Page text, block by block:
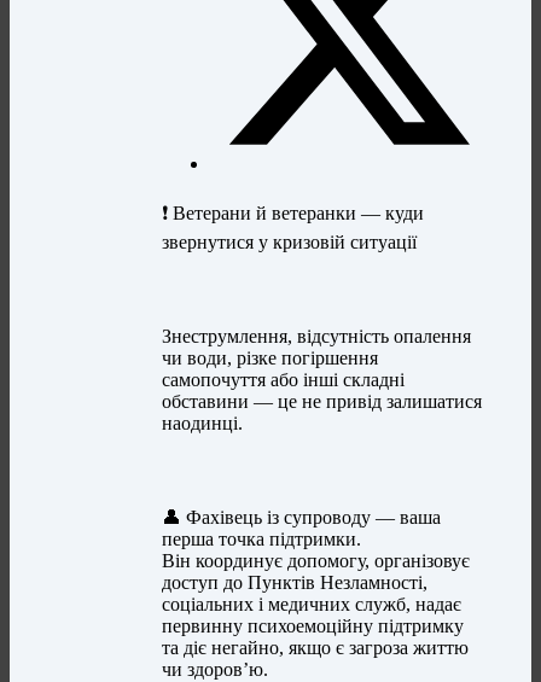
❗ Ветерани й ветеранки — куди
звернутися у кризовій ситуації
Знеструмлення, відсутність опалення
чи води, різке погіршення
самопочуття або інші складні
обставини — це не привід залишатися
наодинці.
👤 Фахівець із супроводу — ваша
перша точка підтримки.
Він координує допомогу, організовує
доступ до Пунктів Незламності,
соціальних і медичних служб, надає
первинну психоемоційну підтримку
та діє негайно, якщо є загроза життю
чи здоров’ю.